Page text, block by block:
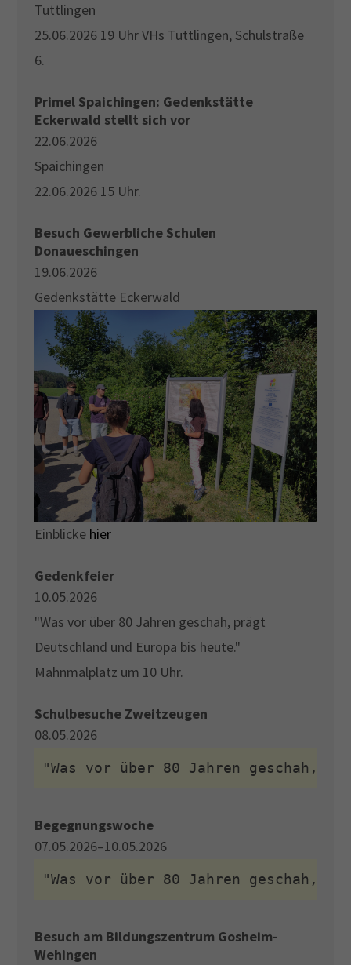
Tuttlingen
25.06.2026 19 Uhr VHs Tuttlingen, Schulstraße
6.
Primel Spaichingen: Gedenkstätte
Eckerwald stellt sich vor
22.06.2026
Spaichingen
22.06.2026 15 Uhr.
Besuch Gewerbliche Schulen
Donaueschingen
19.06.2026
Gedenkstätte Eckerwald
Einblicke hier
Gedenkfeier
10.05.2026
"Was vor über 80 Jahren geschah, prägt
Deutschland und Europa bis heute."
Mahnmalplatz um 10 Uhr.
Schulbesuche Zweitzeugen
08.05.2026
"Was vor über 80 Jahren geschah,
Begegnungswoche
07.05.2026–10.05.2026
"Was vor über 80 Jahren geschah,
Besuch am Bildungszentrum Gosheim-
Wehingen